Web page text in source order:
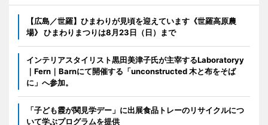
【広島／世羅】ひまわりが見頃を迎えています《世羅高原農
場》 ひまわりまつりは8月23日（日）まで
インテリアスタイリスト黒田美津子氏が主宰するLaboratoryy
｜Fern｜Barnにて開催する「unconstructed 木と布をそば
に」へ参加。
「子ども霞が関見学デー」に出展食品トレーのリサイクルにつ
いて学ぶプログラムを提供